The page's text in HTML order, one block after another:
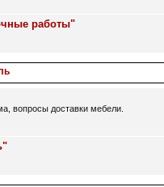
работы"
вопросы доставки мебели.